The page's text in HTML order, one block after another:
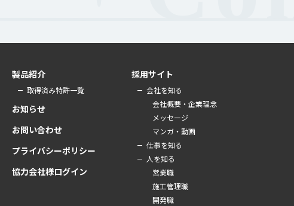
製品紹介
取得済み特許一覧
お知らせ
お問い合わせ
プライバシーポリシー
協力会社様ログイン
採用サイト
会社を知る
会社概要・企業理念
メッセージ
マンガ・動画
仕事を知る
人を知る
営業職
施工管理職
開発職